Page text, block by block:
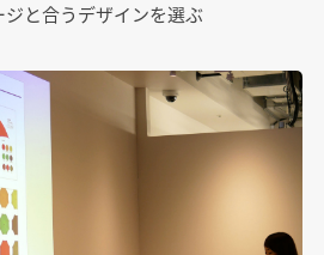
と合うデザインを選ぶ